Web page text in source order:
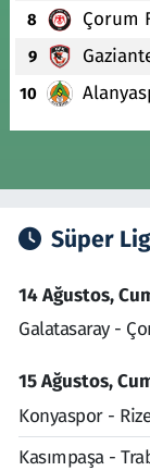
8 Çorum
9
10
Süper
14 Ağustos,
Galatasaray -
15 Ağustos,
Konyaspor -
Kasımpaşa -